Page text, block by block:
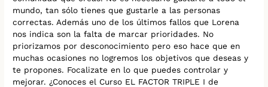
mundo, tan sólo tienes que gustarle a las personas
correctas. Además uno de los últimos fallos que Lorena
nos indica son la falta de marcar prioridades. No
priorizamos por desconocimiento pero eso hace que en
muchas ocasiones no logremos los objetivos que deseas y
te propones. Focalizate en lo que puedes controlar y
mejorar. ¿Conoces el Curso EL FACTOR TRIPLE I de